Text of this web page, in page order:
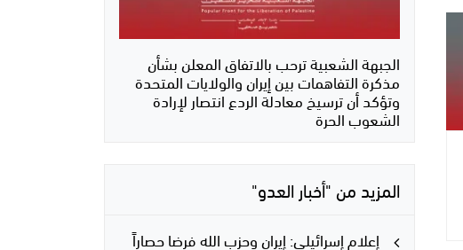
الجبهة الشعبية ترحب بالاتفاق المعلن بشأن
مذكرة التفاهمات بين إيران والولايات المتحدة
وتؤكد أن ترسيخ معادلة الردع انتصار لإرادة
الشعوب الحرة
المزيد من "أخبار العدو"
إعلام إسرائيلي: إيران وحزب الله فرضا حصاراً